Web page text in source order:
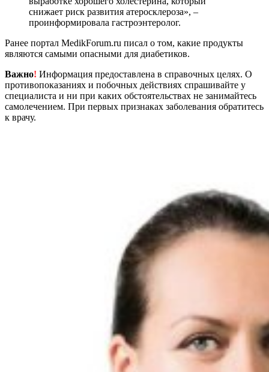
снижает риск развития атеросклероза», –
проинформировала гастроэнтеролог.
Ранее портал MedikForum.ru писал о том, какие продукты
являются самыми опасными для диабетиков.
Важно! Информация предоставлена в справочных целях. О
противопоказаниях и побочных действиях спрашивайте у
специалиста и ни при каких обстоятельствах не занимайтесь
самолечением. При первых признаках заболевания обратитесь
к врачу.